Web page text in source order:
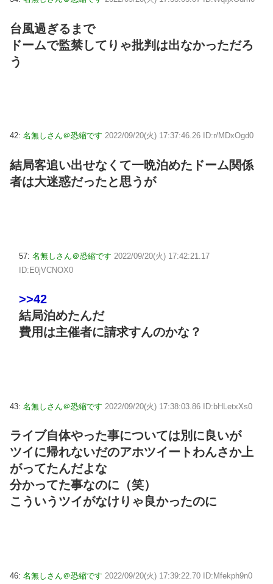
台風過ぎるまで
ドームで監禁してりゃ批判は出なかっただろ
う
42: 名無しさん＠恐縮です 2022/09/20(火) 17:37:46.26 ID:r/MDxOgd0
結局客追い出せなくて一晩泊めたドーム関係
者は大迷惑だったと思うが
57: 名無しさん＠恐縮です 2022/09/20(火) 17:42:21.17
ID:E0jVCNOX0
>>42
結局泊めたんだ
費用は主催者に請求すんのかな？
43: 名無しさん＠恐縮です 2022/09/20(火) 17:38:03.86 ID:bHLetxXs0
ライブ自体やった事については別に良いが
ツイに帰れないだのアホツイートわんさか上
がってたんだよな
分かってた事なのに（笑）
こういうツイがなけりゃ良かったのに
46: 名無しさん＠恐縮です 2022/09/20(火) 17:39:22.70 ID:Mfekph9n0